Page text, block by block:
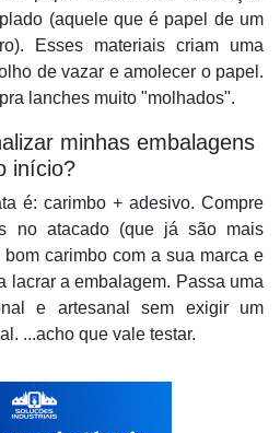
(aquele que é papel de um
Esses materiais criam uma
de vazar e amolecer o papel.
lanches muito "molhados".
minhas embalagens
início?
é: carimbo + adesivo. Compre
no atacado (que já são mais
carimbo com a sua marca e
lacrar a embalagem. Passa uma
e artesanal sem exigir um
...acho que vale testar.